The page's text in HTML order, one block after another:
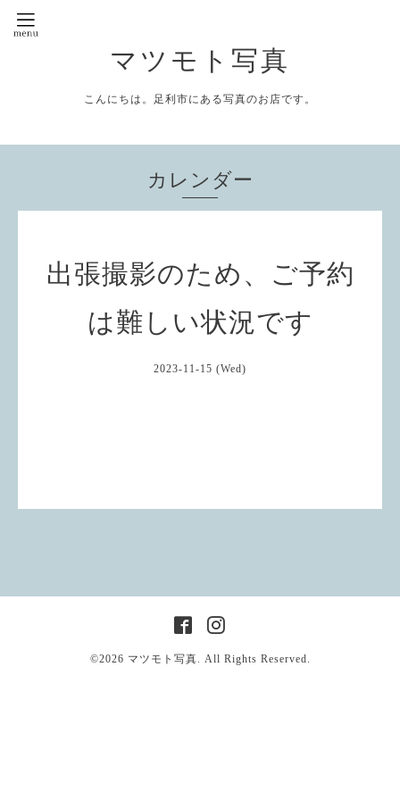
マツモト写真
こんにちは。足利市にある写真のお店です。
カレンダー
出張撮影のため、ご予約
は難しい状況です
2023-11-15 (Wed)
©2026 マツモト写真. All Rights Reserved.